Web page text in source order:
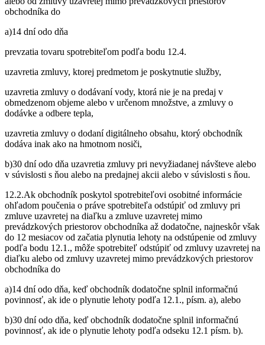
obchodníka do
a)14 dní odo dňa
prevzatia tovaru spotrebiteľom podľa bodu 12.4.
uzavretia zmluvy, ktorej predmetom je poskytnutie služby,
uzavretia zmluvy o dodávaní vody, ktorá nie je na predaj v
obmedzenom objeme alebo v určenom množstve, a zmluvy o
dodávke a odbere tepla,
uzavretia zmluvy o dodaní digitálneho obsahu, ktorý obchodník
dodáva inak ako na hmotnom nosiči,
b)30 dní odo dňa uzavretia zmluvy pri nevyžiadanej návšteve alebo
v súvislosti s ňou alebo na predajnej akcii alebo v súvislosti s ňou.
12.2.Ak obchodník poskytol spotrebiteľovi osobitné informácie
ohľadom poučenia o práve spotrebiteľa odstúpiť od zmluvy pri
zmluve uzavretej na diaľku a zmluve uzavretej mimo
prevádzkových priestorov obchodníka až dodatočne, najneskôr však
do 12 mesiacov od začatia plynutia lehoty na odstúpenie od zmluvy
podľa bodu 12.1., môže spotrebiteľ odstúpiť od zmluvy uzavretej na
diaľku alebo od zmluvy uzavretej mimo prevádzkových priestorov
obchodníka do
a)14 dní odo dňa, keď obchodník dodatočne splnil informačnú
povinnosť, ak ide o plynutie lehoty podľa 12.1., písm. a), alebo
b)30 dní odo dňa, keď obchodník dodatočne splnil informačnú
povinnosť, ak ide o plynutie lehoty podľa odseku 12.1 písm. b).